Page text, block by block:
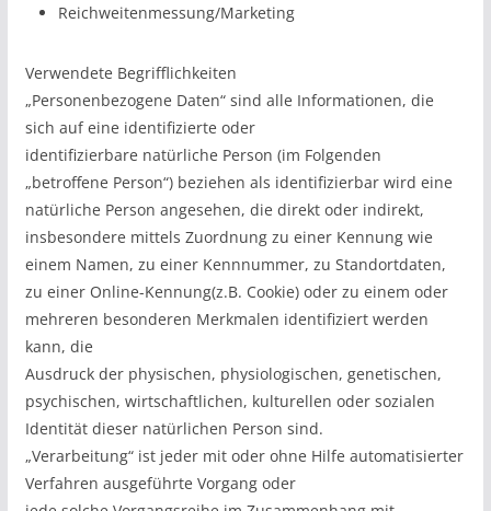
Reichweitenmessung/Marketing
Verwendete Begrifflichkeiten
„Personenbezogene Daten“ sind alle Informationen, die
sich auf eine identifizierte oder
identifizierbare natürliche Person (im Folgenden
„betroffene Person“) beziehen als identifizierbar wird eine
natürliche Person angesehen, die direkt oder indirekt,
insbesondere mittels Zuordnung zu einer Kennung wie
einem Namen, zu einer Kennnummer, zu Standortdaten,
zu einer Online-Kennung(z.B. Cookie) oder zu einem oder
mehreren besonderen Merkmalen identifiziert werden
kann, die
Ausdruck der physischen, physiologischen, genetischen,
psychischen, wirtschaftlichen, kulturellen oder sozialen
Identität dieser natürlichen Person sind.
„Verarbeitung“ ist jeder mit oder ohne Hilfe automatisierter
Verfahren ausgeführte Vorgang oder